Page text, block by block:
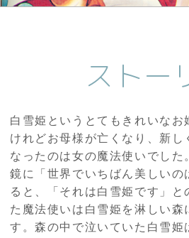
ストー
白雪姫というとてもきれいなお
けれどお母様が亡くなり、新し
なったのは女の魔法使いでした
鏡に「世界でいちばん美しいの
ると、「それは白雪姫です」と
た魔法使いは白雪姫を淋しい森
す。森の中で泣いていた白雪姫